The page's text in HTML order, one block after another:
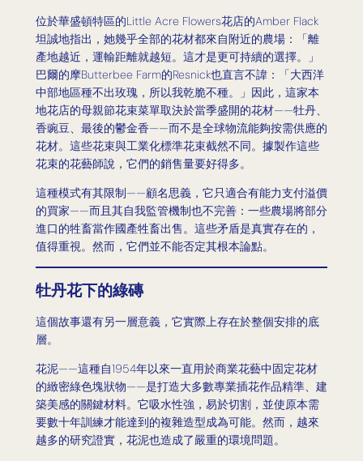
位於華盛頓特區的Little Acre Flowers花店的Amber Flack
坦誠地指出，她幾乎全部的花材都來自附近的農場：「離
產地越近，運輸距離就越短。這才是更可持續的選擇。」
巴爾的摩Butterbee Farm的Resnick也直言不諱：「大西洋
中部地區種不出玫瑰，所以我乾脆不種。」因此，這家本
地花店的母親節花束菜單取決於當季盛開的花材——牡丹、
香豌豆、最後的鬱金香——而不是全球物流能夠按需供應的
花材。這些花束與工業化標準花束截然不同。據製作這些
花束的花藝師說，它們的銷售量要好得多。
這種模式有其限制——顧名思義，它只適合有能力支付溢價
的買家——而且其自我監管機制也不完善：一些農場將部分
進口的牲畜當作國產牲畜出售。這些矛盾是真實存在的，
值得重視。然而，它們並不能否定其根本論點。
牡丹花下的綠磚
這個故事還有另一層意義，它實際上存在於整個安排的底
層。
花泥——這種自1954年以來一直用於商業花藝中固定花材
的緻密綠色塊狀物——是打造大多數專業插花作品精準、建
築美感的關鍵材料。它吸水性強，易於切割，並使原本需
要數十年訓練才能達到的複雜造型成為可能。然而，越來
越多的研究證實，花泥也造成了嚴重的環境問題。